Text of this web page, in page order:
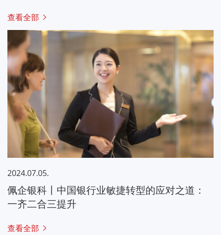
查看全部
2024.07.05.
佩企银科丨中国银行业敏捷转型的应对之道：
一齐二合三提升
查看全部